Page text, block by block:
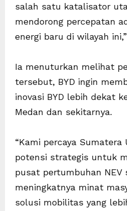
salah satu katalisator
mendorong percepatan
energi baru di wilayah
Ia menuturkan melihat
tersebut, BYD ingin
inovasi BYD lebih dekat
Medan dan sekitarnya.
“Kami percaya
potensi strategis untuk
pusat pertumbuhan NEV
meningkatnya minat
solusi mobilitas yang